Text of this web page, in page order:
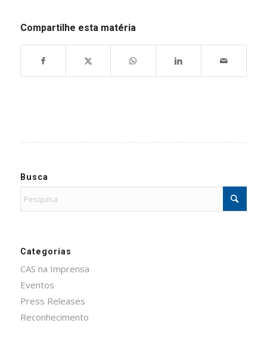
Compartilhe esta matéria
Busca
Categorias
CAS na Imprensa
Eventos
Press Releases
Reconhecimento